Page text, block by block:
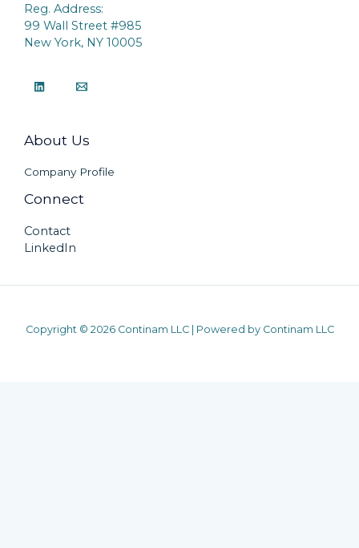
Reg. Address:
99 Wall Street #985
New York, NY 10005
About Us
Company Profile
Connect
Contact
LinkedIn
Copyright © 2026 Continam LLC | Powered by Continam LLC